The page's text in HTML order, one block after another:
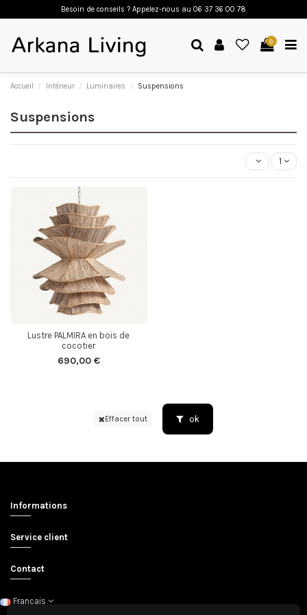
Besoin de conseils ? Appelez-nous au 06 37 36 00 78
0
Accueil Intérieur Luminaires Suspensions
Suspensions
1
Lustre PALMIRA en bois de
cocotier
690,00 €
Effacer tout ok
Informations
Service client
Contact
Français